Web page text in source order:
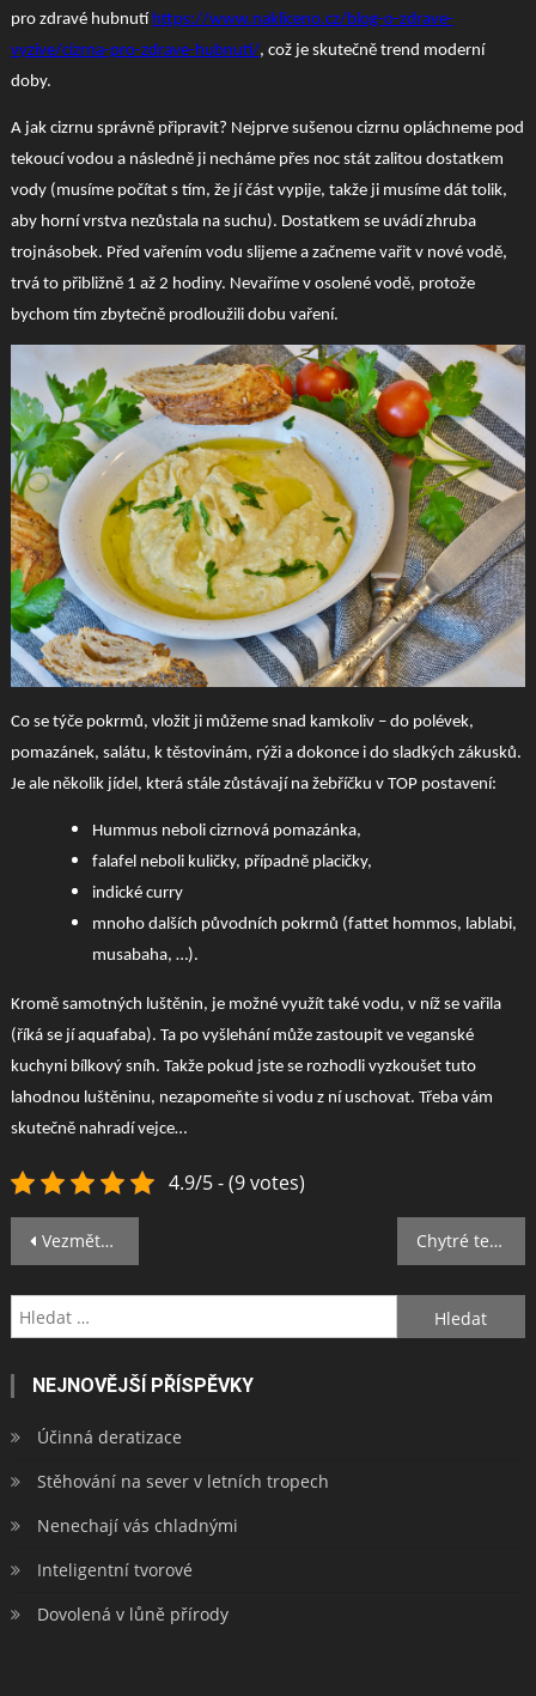
pro zdravé hubnutí https://www.nakliceno.cz/blog-o-zdrave-
vyzive/cizrna-pro-zdrave-hubnuti/, což je skutečně trend moderní
doby.
A jak cizrnu správně připravit? Nejprve sušenou cizrnu opláchneme pod
tekoucí vodou a následně ji necháme přes noc stát zalitou dostatkem
vody (musíme počítat s tím, že jí část vypije, takže ji musíme dát tolik,
aby horní vrstva nezůstala na suchu). Dostatkem se uvádí zhruba
trojnásobek. Před vařením vodu slijeme a začneme vařit v nové vodě,
trvá to přibližně 1 až 2 hodiny. Nevaříme v osolené vodě, protože
bychom tím zbytečně prodloužili dobu vaření.
Co se týče pokrmů, vložit ji můžeme snad kamkoliv – do polévek,
pomazánek, salátu, k těstovinám, rýži a dokonce i do sladkých zákusků.
Je ale několik jídel, která stále zůstávají na žebříčku v TOP postavení:
Hummus neboli cizrnová pomazánka,
falafel neboli kuličky, případně placičky,
indické curry
mnoho dalších původních pokrmů (fattet hommos, lablabi,
musabaha, …).
Kromě samotných luštěnin, je možné využít také vodu, v níž se vařila
(říká se jí aquafaba). Ta po vyšlehání může zastoupit ve veganské
kuchyni bílkový sníh. Takže pokud jste se rozhodli vyzkoušet tuto
lahodnou luštěninu, nezapomeňte si vodu z ní uschovat. Třeba vám
skutečně nahradí vejce…
4.9/5 - (9 votes)
Navigace
pro
příspěvek
Vezměte si hypotéku Chytré telefony předčí i notebooky
Vyhledávání
NEJNOVĚJŠÍ PŘÍSPĚVKY
Účinná deratizace
Stěhování na sever v letních tropech
Nenechají vás chladnými
Inteligentní tvorové
Dovolená v lůně přírody